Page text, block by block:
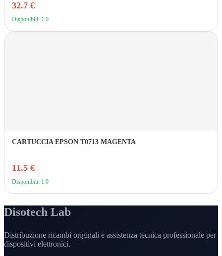
32.7 €
Disponibili: 1.0
CARTUCCIA EPSON T0713 MAGENTA
11.5 €
Disponibili: 1.0
Disotech Lab
Distribuzione ricambi originali e assistenza tecnica professionale per
dispositivi elettronici.